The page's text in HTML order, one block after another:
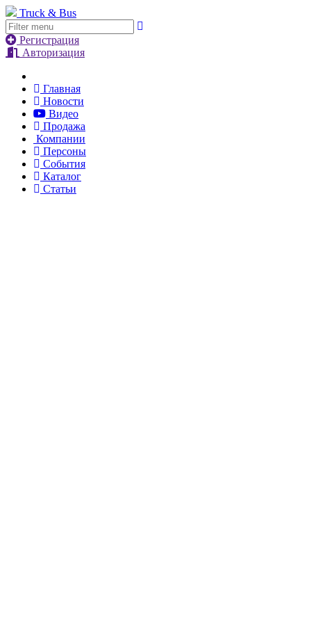
Truck & Bus
Регистрация
Авторизация
Главная
Новости
Видео
Продажа
Компании
Персоны
События
Каталог
Статьи